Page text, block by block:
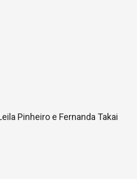
Pinheiro e Fernanda Takai